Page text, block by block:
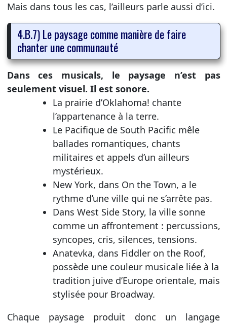
Mais dans tous les cas, l’ailleurs parle aussi d’ici.
4.B.7) Le paysage comme manière de faire
chanter une communauté
Dans ces musicals, le paysage n’est pas
seulement visuel. Il est sonore.
La prairie d’Oklahoma! chante
l’appartenance à la terre.
Le Pacifique de South Pacific mêle
ballades romantiques, chants
militaires et appels d’un ailleurs
mystérieux.
New York, dans On the Town, a le
rythme d’une ville qui ne s’arrête pas.
Dans West Side Story, la ville sonne
comme un affrontement : percussions,
syncopes, cris, silences, tensions.
Anatevka, dans Fiddler on the Roof,
possède une couleur musicale liée à la
tradition juive d’Europe orientale, mais
stylisée pour Broadway.
Chaque paysage produit donc un langage